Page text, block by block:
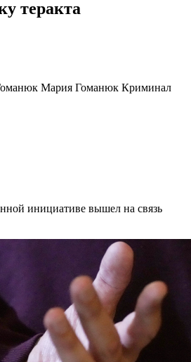
теракта
Мария Гоманюк Криминал
инициативе вышел на связь